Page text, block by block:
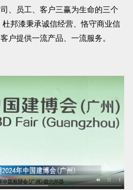
、员工、客户三赢为生命的三个
邦漆秉承诚信经营、恪守商业信
户提供一流产品、一流服务。